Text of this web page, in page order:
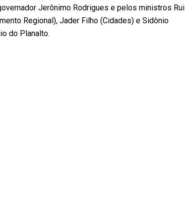
Jerônimo Rodrigues e pelos ministros Rui
Regional), Jader Filho (Cidades) e Sidônio
do Planalto.